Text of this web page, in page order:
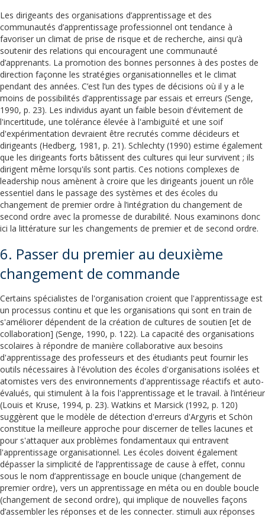
Les dirigeants des organisations d’apprentissage et des
communautés d’apprentissage professionnel ont tendance à
favoriser un climat de prise de risque et de recherche, ainsi qu’à
soutenir des relations qui encouragent une communauté
d’apprenants. La promotion des bonnes personnes à des postes de
direction façonne les stratégies organisationnelles et le climat
pendant des années. C’est l’un des types de décisions où il y a le
moins de possibilités d’apprentissage par essais et erreurs (Senge,
1990, p. 23). Les individus ayant un faible besoin d'évitement de
l'incertitude, une tolérance élevée à l'ambiguïté et une soif
d'expérimentation devraient être recrutés comme décideurs et
dirigeants (Hedberg, 1981, p. 21). Schlechty (1990) estime également
que les dirigeants forts bâtissent des cultures qui leur survivent ; ils
dirigent même lorsqu'ils sont partis. Ces notions complexes de
leadership nous amènent à croire que les dirigeants jouent un rôle
essentiel dans le passage des systèmes et des écoles du
changement de premier ordre à l’intégration du changement de
second ordre avec la promesse de durabilité. Nous examinons donc
ici la littérature sur les changements de premier et de second ordre.
6. Passer du premier au deuxième
changement de commande
Certains spécialistes de l'organisation croient que l'apprentissage est
un processus continu et que les organisations qui sont en train de
s'améliorer dépendent de la création de cultures de soutien [et de
collaboration] (Senge, 1990, p. 122). La capacité des organisations
scolaires à répondre de manière collaborative aux besoins
d'apprentissage des professeurs et des étudiants peut fournir les
outils nécessaires à l'évolution des écoles d'organisations isolées et
atomistes vers des environnements d'apprentissage réactifs et auto-
évalués, qui stimulent à la fois l'apprentissage et le travail. à l’intérieur
(Louis et Kruse, 1994, p. 23). Watkins et Marsick (1992, p. 120)
suggèrent que le modèle de détection d'erreurs d'Argyris et Schön
constitue la meilleure approche pour discerner de telles lacunes et
pour s'attaquer aux problèmes fondamentaux qui entravent
l'apprentissage organisationnel. Les écoles doivent également
dépasser la simplicité de l’apprentissage de cause à effet, connu
sous le nom d’apprentissage en boucle unique (changement de
premier ordre), vers un apprentissage en méta ou en double boucle
(changement de second ordre), qui implique de nouvelles façons
d’assembler les réponses et de les connecter. stimuli aux réponses